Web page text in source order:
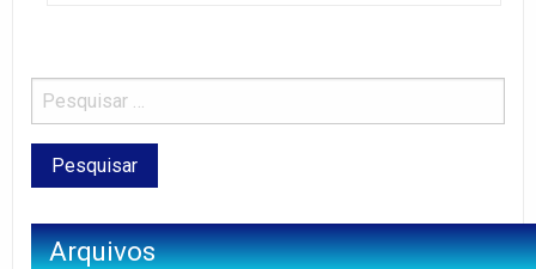
Arquivos